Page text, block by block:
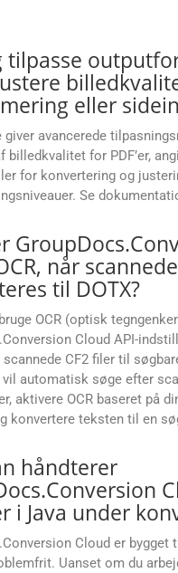
tilpasse
eller
giver avancerede
billedkvalitet for PDF’er,
for konvertering og
Se
når
til DOTX?
OCR (optisk
Cloud API-
CF2 filer til
vil automatisk søge efter
aktivere OCR baseret på
konvertere teksten til en
håndterer
i Java under
Cloud er bygget
Uanset om du